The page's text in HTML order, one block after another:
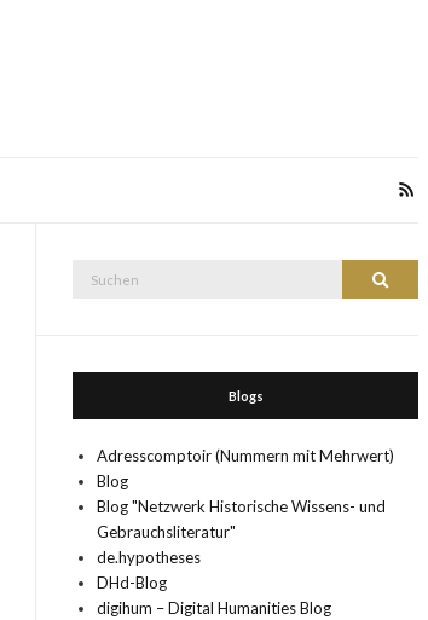
Suchen
Blogs
Adresscomptoir (Nummern mit Mehrwert)
Blog
Blog "Netzwerk Historische Wissens- und
Gebrauchsliteratur"
de.hypotheses
DHd-Blog
digihum – Digital Humanities Blog